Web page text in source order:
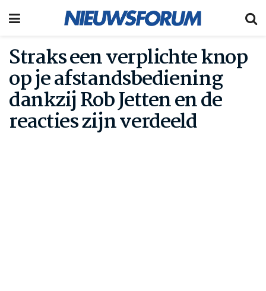
Straks een verplichte knop
op je afstandsbediening
dankzij Rob Jetten en de
reacties zijn verdeeld